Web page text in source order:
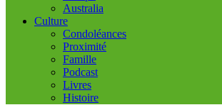
Australia
Culture
Condoléances
Proximité
Famille
Podcast
Livres
Histoire